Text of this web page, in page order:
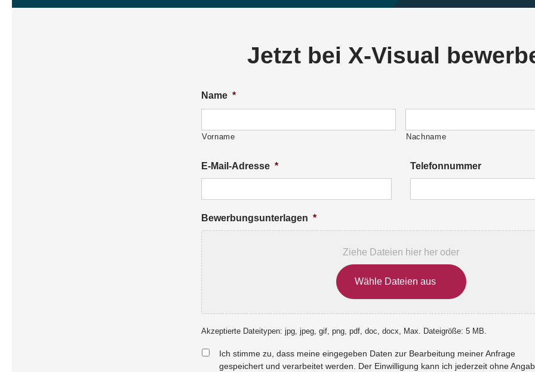
Jetzt bei X-Visual
Name *
Vorname Nachname
E-Mail-Adresse * Telefonnummer
Bewerbungsunterlagen *
Ziehe Dateien hier her oder
Wähle Dateien aus
Akzeptierte Dateitypen: jpg, jpeg, gif, png, pdf, doc, docx, Max. Dateigröße: 5 MB.
Datenschutz *
Ich stimme zu, dass meine eingegeben Daten zur Bearbeitung meiner Anfrage
gespeichert und verarbeitet werden. Der Einwilligung kann ich jederzeit ohne